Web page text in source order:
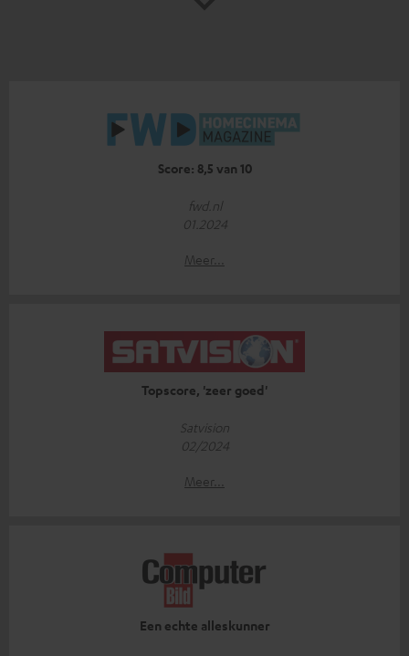
Score: 8,5 van 10
fwd.nl
01.2024
Meer...
Topscore, 'zeer goed'
Satvision
02/2024
Meer...
Een echte alleskunner